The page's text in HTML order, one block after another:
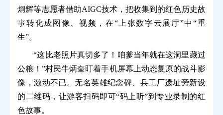
炯辉等志愿者借助AIGC技术，把收集到的红色历史故
事转化成图像、视频，在“上张数字云展厅”中“重
生”。
“这比老照片真切多了！咱爹当年就在这洞里藏过
公粮！”村民牛炳奎盯着手机屏幕上动态复原的战斗影
像，激动不已。无名英雄纪念碑、兵工厂遗址旁新设
的二维码，让游客扫码即可“码上听”到专业录制的红
色故事。